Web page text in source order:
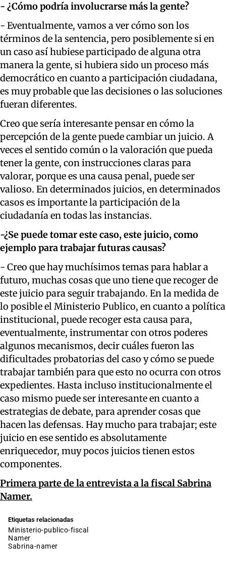
- ¿Cómo podría involucrarse más la gente?
- Eventualmente, vamos a ver cómo son los
términos de la sentencia, pero posiblemente si en
un caso así hubiese participado de alguna otra
manera la gente, si hubiera sido un proceso más
democrático en cuanto a participación ciudadana,
es muy probable que las decisiones o las soluciones
fueran diferentes.
Creo que sería interesante pensar en cómo la
percepción de la gente puede cambiar un juicio. A
veces el sentido común o la valoración que pueda
tener la gente, con instrucciones claras para
valorar, porque es una causa penal, puede ser
valioso. En determinados juicios, en determinados
casos es importante la participación de la
ciudadanía en todas las instancias.
-¿Se puede tomar este caso, este juicio, como
ejemplo para trabajar futuras causas?
- Creo que hay muchísimos temas para hablar a
futuro, muchas cosas que uno tiene que recoger de
este juicio para seguir trabajando. En la medida de
lo posible el Ministerio Publico, en cuanto a política
institucional, puede recoger esta causa para,
eventualmente, instrumentar con otros poderes
algunos mecanismos, decir cuáles fueron las
dificultades probatorias del caso y cómo se puede
trabajar también para que esto no ocurra con otros
expedientes. Hasta incluso institucionalmente el
caso mismo puede ser interesante en cuanto a
estrategias de debate, para aprender cosas que
hacen las defensas. Hay mucho para trabajar; este
juicio en ese sentido es absolutamente
enriquecedor, muy pocos juicios tienen estos
componentes.
Primera parte de la entrevista a la fiscal Sabrina
Namer.
Etiquetas relacionadas
ministerio-publico-fiscal
namer
sabrina-namer